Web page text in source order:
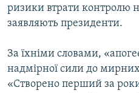
ризики втрати контролю
заявляють президенти.
За їхніми словами,
надмірної сили до
«Створено перший за